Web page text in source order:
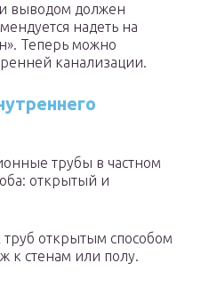
выводом должен
надеть на
Теперь можно
канализации.
трубы в частном
открытый и
открытым способом
к стенам или полу.